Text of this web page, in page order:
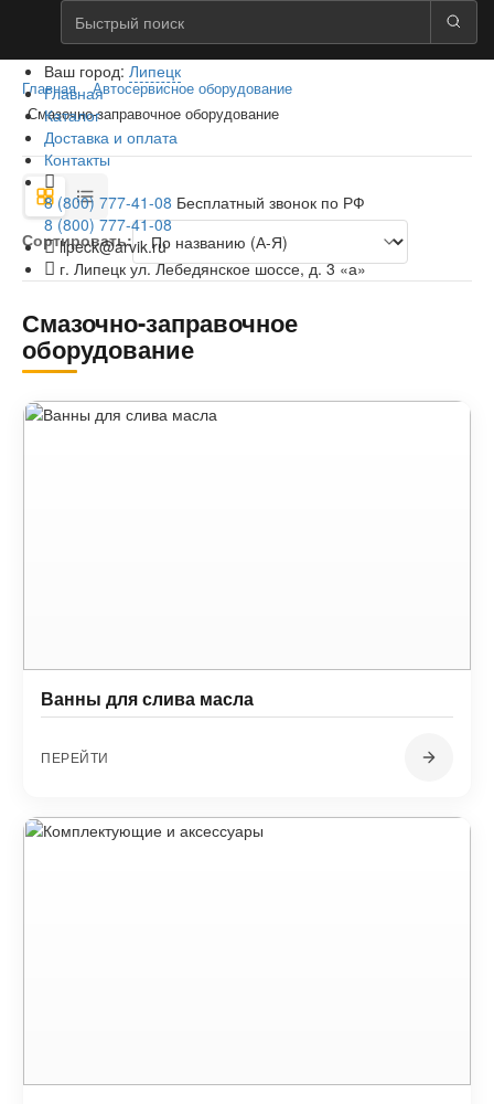
Ваш город: Липецк
Главная
Каталог
Доставка и оплата
Контакты
8 (800) 777-41-08 Бесплатный звонок по РФ
8 (800) 777-41-08
lipeck@arvik.ru
г. Липецк ул. Лебедянское шоссе, д. 3 «а»
Главная
Автосервисное оборудование
Смазочно-заправочное оборудование
Сортировать:
Смазочно-заправочное
оборудование
Ванны для слива масла
ПЕРЕЙТИ